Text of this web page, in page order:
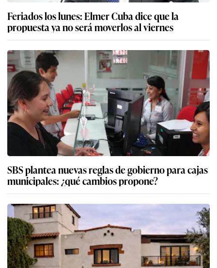
Feriados los lunes: Elmer Cuba dice que la
propuesta ya no será moverlos al viernes
SBS plantea nuevas reglas de gobierno para cajas
municipales: ¿qué cambios propone?